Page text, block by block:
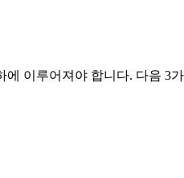
에 이루어져야 합니다. 다음 3